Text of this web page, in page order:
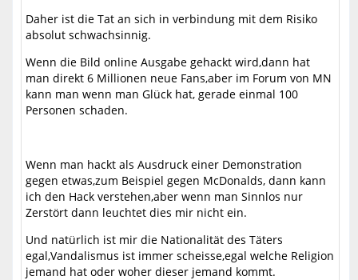
Daher ist die Tat an sich in verbindung mit dem Risiko
absolut schwachsinnig.
Wenn die Bild online Ausgabe gehackt wird,dann hat
man direkt 6 Millionen neue Fans,aber im Forum von MN
kann man wenn man Glück hat, gerade einmal 100
Personen schaden.
Wenn man hackt als Ausdruck einer Demonstration
gegen etwas,zum Beispiel gegen McDonalds, dann kann
ich den Hack verstehen,aber wenn man Sinnlos nur
Zerstört dann leuchtet dies mir nicht ein.
Und natürlich ist mir die Nationalität des Täters
egal,Vandalismus ist immer scheisse,egal welche Religion
jemand hat oder woher dieser jemand kommt.